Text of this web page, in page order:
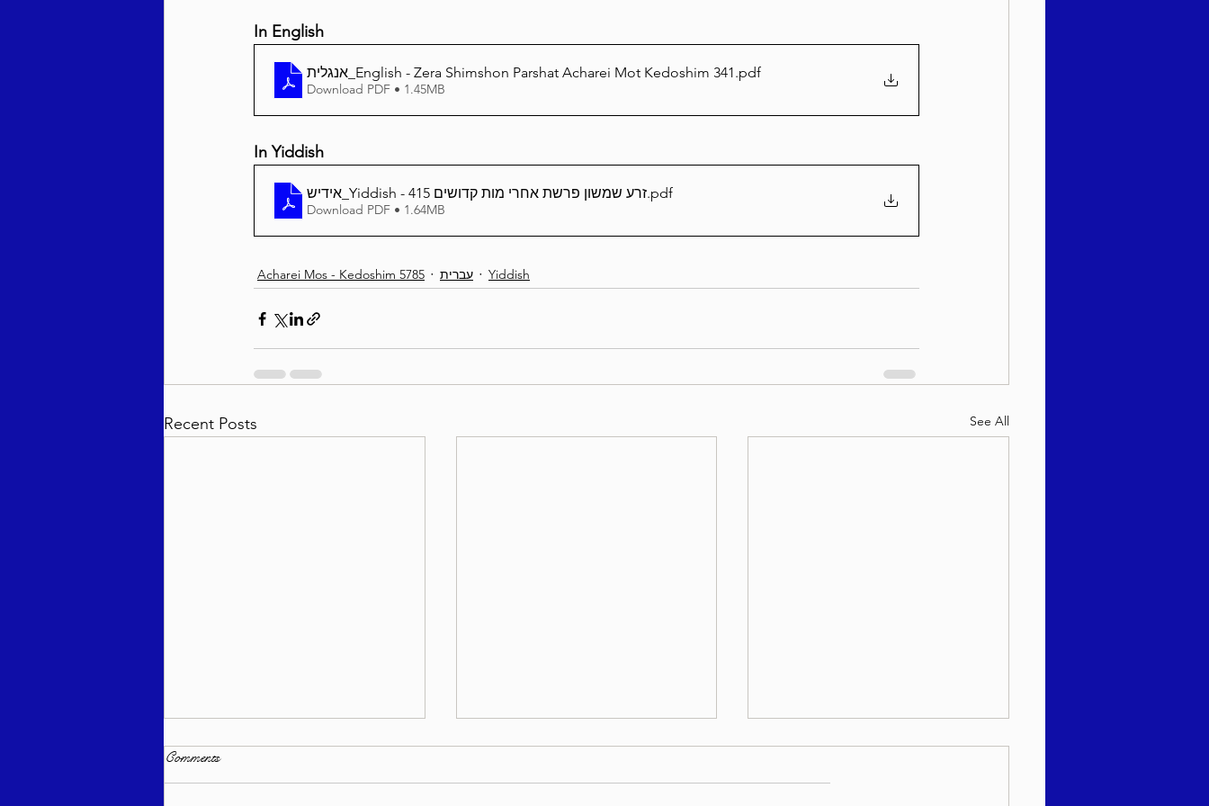
In English
אנגלית_English - Zera Shimshon Parshat Acharei Mot Kedoshim 341.pdf
Download PDF • 1.45MB
In Yiddish
אידיש_Yiddish - זרע שמשון פרשת אחרי מות קדושים 415.pdf
Download PDF • 1.64MB
Acharei Mos - Kedoshim 5785 עברית Yiddish
Recent Posts See All
Comments